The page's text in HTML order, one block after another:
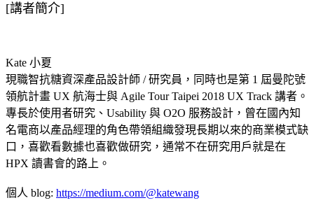
[講者簡介]
Kate 小夏
現職智抗糖資深產品設計師 /­ 研究員，同時也是第 1 屆曼陀號
領航計畫 UX 航海士與 Agile Tour Taipei 2018 UX Track 講者。
專長於使用者研究、Usability 與 O2O 服務設計，曾在國內知
名電商以產品經理的角­色帶領組織發現長期以來的商業模式缺
口，喜­歡看數據也喜歡做研究，通常不在研究用戶就­是在
HPX 讀書會的路上。
個人 blog: https://medium.com/­@katewang